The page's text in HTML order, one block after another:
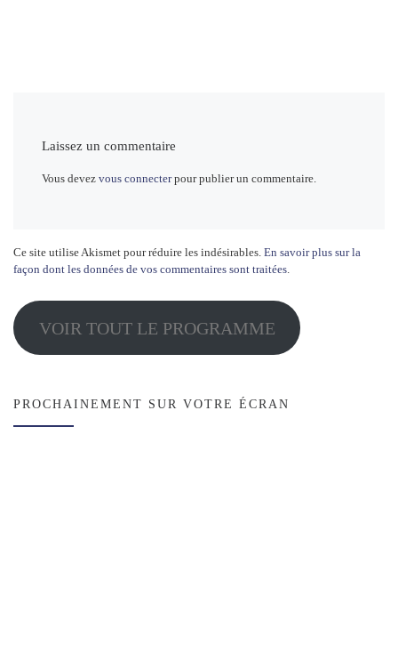
Laissez un commentaire
Vous devezvous connecterpour publier un commentaire.
Ce site utilise Akismet pour réduire les indésirables. En savoir plus sur la
façon dont les données de vos commentaires sont traitées.
VOIR TOUT LE PROGRAMME
PROCHAINEMENT SUR VOTRE ÉCRAN